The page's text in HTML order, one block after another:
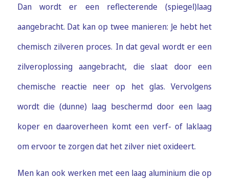
Dan wordt er een reflecterende (spiegel)laag
aangebracht. Dat kan op twee manieren: Je hebt het
chemisch zilveren proces. In dat geval wordt er een
zilveroplossing aangebracht, die slaat door een
chemische reactie neer op het glas. Vervolgens
wordt die (dunne) laag beschermd door een laag
koper en daaroverheen komt een verf- of laklaag
om ervoor te zorgen dat het zilver niet oxideert.
Men kan ook werken met een laag aluminium die op